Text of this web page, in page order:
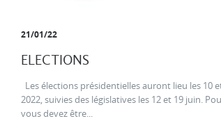
21/01/22
ELECTIONS
Les élections présidentielles auront lieu les 10
2022, suivies des législatives les 12 et 19 juin.
vous devez être...